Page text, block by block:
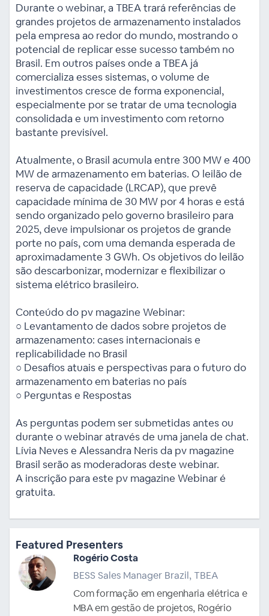
Durante o webinar, a TBEA trará referências de
grandes projetos de armazenamento instalados
pela empresa ao redor do mundo, mostrando o
potencial de replicar esse sucesso também no
Brasil. Em outros países onde a TBEA já
comercializa esses sistemas, o volume de
investimentos cresce de forma exponencial,
especialmente por se tratar de uma tecnologia
consolidada e um investimento com retorno
bastante previsível.
Atualmente, o Brasil acumula entre 300 MW e 400
MW de armazenamento em baterias. O leilão de
reserva de capacidade (LRCAP), que prevê
capacidade mínima de 30 MW por 4 horas e está
sendo organizado pelo governo brasileiro para
2025, deve impulsionar os projetos de grande
porte no país, com uma demanda esperada de
aproximadamente 3 GWh. Os objetivos do leilão
são descarbonizar, modernizar e flexibilizar o
sistema elétrico brasileiro.
Conteúdo do pv magazine Webinar:
○ Levantamento de dados sobre projetos de
armazenamento: cases internacionais e
replicabilidade no Brasil
○ Desafios atuais e perspectivas para o futuro do
armazenamento em baterias no país
○ Perguntas e Respostas
As perguntas podem ser submetidas antes ou
durante o webinar através de uma janela de chat.
Lívia Neves e Alessandra Neris da pv magazine
Brasil serão as moderadoras deste webinar.
A inscrição para este pv magazine Webinar é
gratuita.
Featured Presenters
Rogério Costa
BESS Sales Manager Brazil, TBEA
Com formação em engenharia elétrica e
MBA em gestão de projetos, Rogério